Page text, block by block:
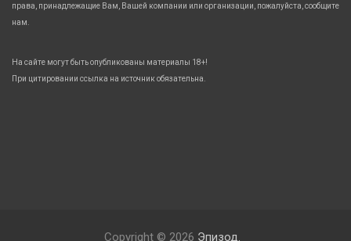
права, принадлежащие Вам, Вашей компании или организации, пожалуйста, сообщите
нам.
На сайте могут быть опубликованы материалы 18+!
При цитировании ссылка на источник обязательна.
Copyright © 2026 Эпизод.